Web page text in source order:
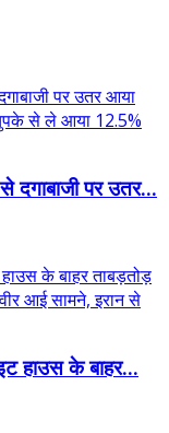
दगाबाजी पर उतर...
हाउस के बाहर...